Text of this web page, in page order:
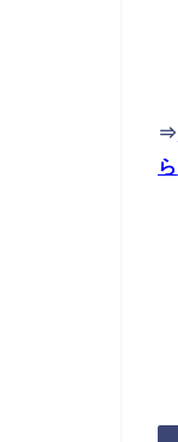
⇒
ら